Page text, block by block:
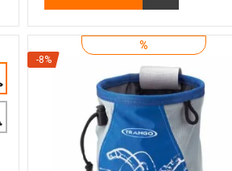
%
-8%